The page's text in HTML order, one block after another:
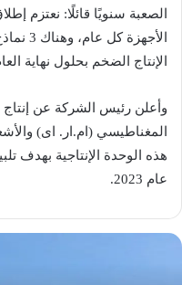
الصعبة سنويًا قائلًا: نعتزم
الإنتاج الضخم بحلول نهاية
وأعلن رئيس الشركة عن إنتاج
المغناطيسي (ام.ار. ای)
هذه الوحدة الإنتاجية بهدف
عام 2023.